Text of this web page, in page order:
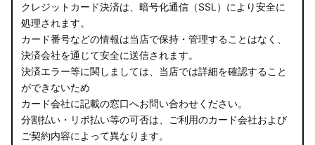
クレジットカード決済は、暗号化通信（SSL）により安全に
処理されます。
カード番号などの情報は当店で保持・管理することはなく、
決済会社を通じて安全に送信されます。
決済エラー等に関しましては、当店では詳細を確認すること
ができないため
カード会社に記載の窓口へお問い合わせください。
分割払い・リボ払い等の可否は、ご利用のカード会社および
ご契約内容によって異なります。